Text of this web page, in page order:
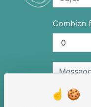
Combien